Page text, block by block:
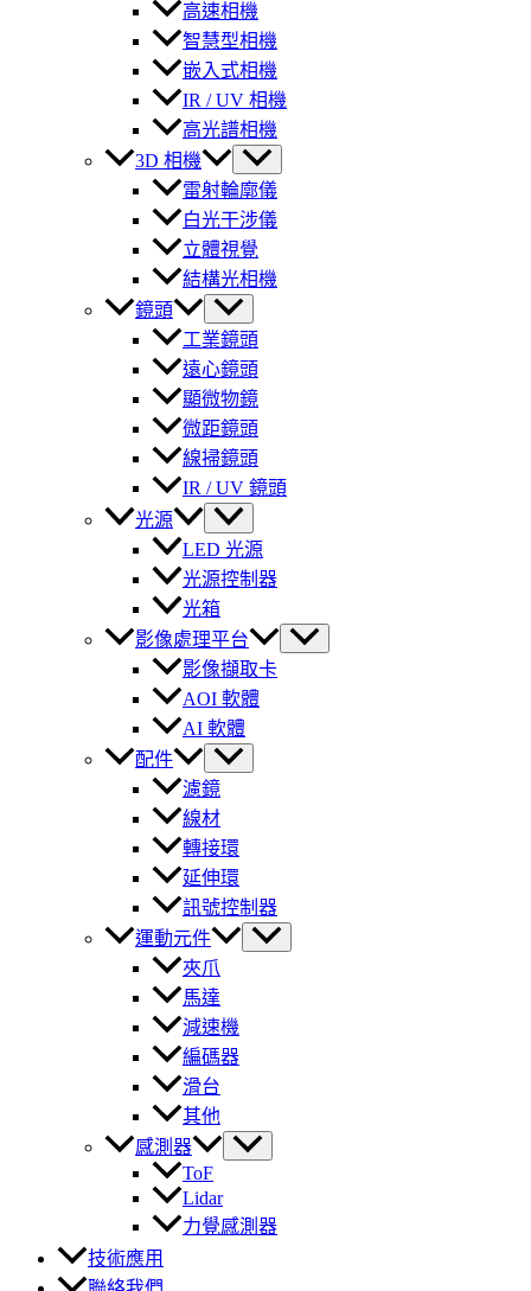
高速相機
智慧型相機
嵌入式相機
IR / UV 相機
高光譜相機
3D 相機
雷射輪廓儀
白光干涉儀
立體視覺
結構光相機
鏡頭
工業鏡頭
遠心鏡頭
顯微物鏡
微距鏡頭
線掃鏡頭
IR / UV 鏡頭
光源
LED 光源
光源控制器
光箱
影像處理平台
影像擷取卡
AOI 軟體
AI 軟體
配件
濾鏡
線材
轉接環
延伸環
訊號控制器
運動元件
夾爪
馬達
減速機
編碼器
滑台
其他
感測器
ToF
Lidar
力覺感測器
技術應用